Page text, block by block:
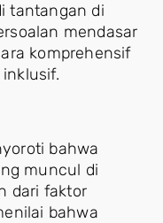
tantangan di
mendasar
komprehensif
bahwa
muncul di
dari faktor
bahwa